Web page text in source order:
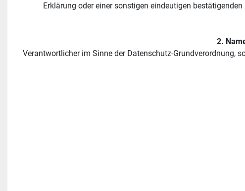
Erklärung oder einer sonstigen eindeutigen
2.
Verantwortlicher im Sinne der Datenschutz-Grundverordnung,